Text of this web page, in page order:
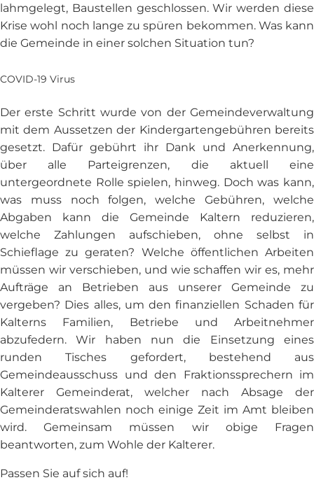
lahmgelegt, Baustellen geschlossen. Wir werden diese
Krise wohl noch lange zu spüren bekommen. Was kann
die Gemeinde in einer solchen Situation tun?
COVID-19 Virus
Der erste Schritt wurde von der Gemeindeverwaltung
mit dem Aussetzen der Kindergartengebühren bereits
gesetzt. Dafür gebührt ihr Dank und Anerkennung,
über alle Parteigrenzen, die aktuell eine
untergeordnete Rolle spielen, hinweg. Doch was kann,
was muss noch folgen, welche Gebühren, welche
Abgaben kann die Gemeinde Kaltern reduzieren,
welche Zahlungen aufschieben, ohne selbst in
Schieflage zu geraten? Welche öffentlichen Arbeiten
müssen wir verschieben, und wie schaffen wir es, mehr
Aufträge an Betrieben aus unserer Gemeinde zu
vergeben? Dies alles, um den finanziellen Schaden für
Kalterns Familien, Betriebe und Arbeitnehmer
abzufedern. Wir haben nun die Einsetzung eines
runden Tisches gefordert, bestehend aus
Gemeindeausschuss und den Fraktionssprechern im
Kalterer Gemeinderat, welcher nach Absage der
Gemeinderatswahlen noch einige Zeit im Amt bleiben
wird. Gemeinsam müssen wir obige Fragen
beantworten, zum Wohle der Kalterer.
Passen Sie auf sich auf!